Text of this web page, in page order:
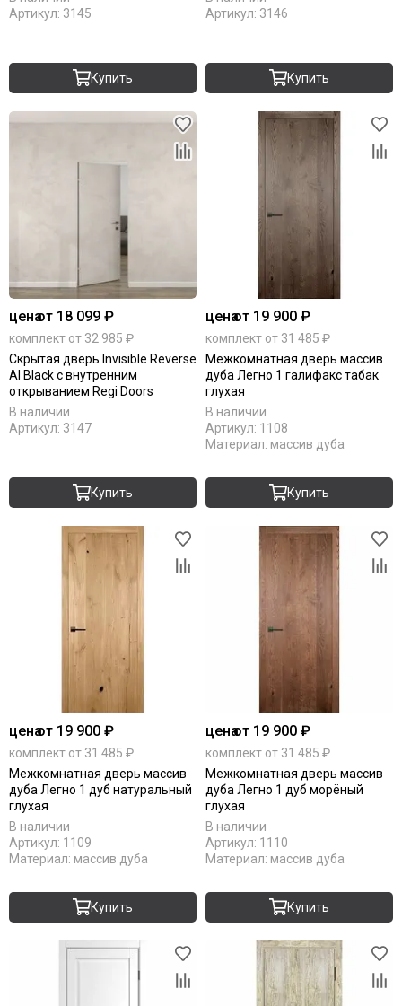
Артикул: 3145
Купить
Артикул: 3146
Купить
ценаот 18 099 ₽
комплект от 32 985 ₽
Скрытая дверь Invisible Reverse
Al Black с внутренним
открыванием Regi Doors
В наличии
Артикул: 3147
Купить
ценаот 19 900 ₽
комплект от 31 485 ₽
Межкомнатная дверь массив
дуба Легно 1 галифакс табак
глухая
В наличии
Артикул: 1108
Материал: массив дуба
Купить
ценаот 19 900 ₽
комплект от 31 485 ₽
Межкомнатная дверь массив
дуба Легно 1 дуб натуральный
глухая
В наличии
Артикул: 1109
Материал: массив дуба
Купить
ценаот 19 900 ₽
комплект от 31 485 ₽
Межкомнатная дверь массив
дуба Легно 1 дуб морёный
глухая
В наличии
Артикул: 1110
Материал: массив дуба
Купить